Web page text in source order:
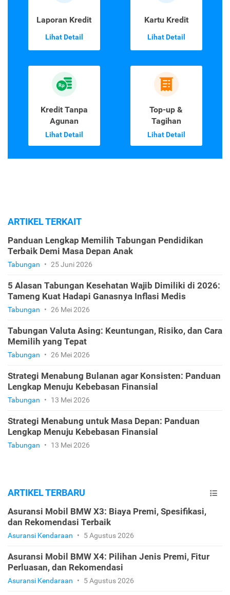
Laporan Kredit
Lihat Detail
Kartu Kredit
Lihat Detail
Kredit Tanpa
Agunan
Lihat Detail
Top-up &
Tagihan
Lihat Detail
ARTIKEL TERKAIT
Panduan Lengkap Memilih Tabungan Pendidikan
Terbaik Demi Masa Depan Anak
Tabungan • 25 Juni 2026
5 Alasan Tabungan Kesehatan Wajib Dimiliki di 2026:
Tameng Kuat Hadapi Ganasnya Inflasi Medis
Tabungan • 26 Mei 2026
Tabungan Valuta Asing: Keuntungan, Risiko, dan Cara
Memilih yang Tepat
Tabungan • 26 Mei 2026
Strategi Menabung Bulanan agar Konsisten: Panduan
Lengkap Menuju Kebebasan Finansial
Tabungan • 13 Mei 2026
Strategi Menabung untuk Masa Depan: Panduan
Lengkap Menuju Kebebasan Finansial
Tabungan • 13 Mei 2026
ARTIKEL TERBARU
Asuransi Mobil BMW X3: Biaya Premi, Spesifikasi,
dan Rekomendasi Terbaik
Asuransi Kendaraan • 5 Agustus 2026
Asuransi Mobil BMW X4: Pilihan Jenis Premi, Fitur
Perluasan, dan Rekomendasi
Asuransi Kendaraan • 5 Agustus 2026